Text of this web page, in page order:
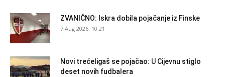
ZVANIČNO: Iskra dobila pojačanje iz Finske
7 Aug 2026. 10:21
Novi trećeligaš se pojačao: U Cijevnu stiglo
deset novih fudbalera